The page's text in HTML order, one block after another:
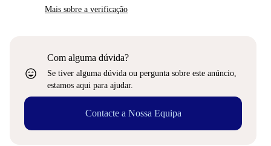
Mais sobre a verificação
sentiment_very_satisfied
Com alguma dúvida?
Se tiver alguma dúvida ou pergunta sobre este anúncio,
estamos aqui para ajudar.
Contacte a Nossa Equipa